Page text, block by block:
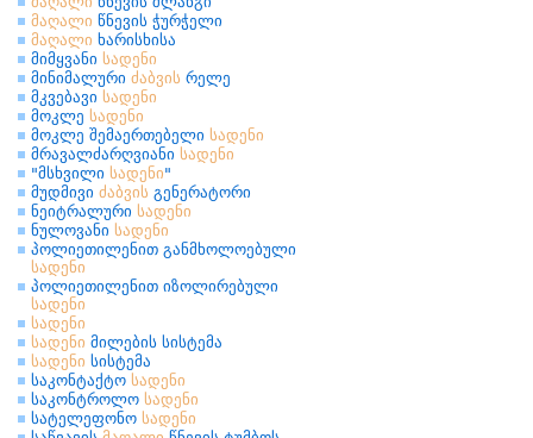
მაღალი წნევის ჭურჭელი
მაღალი ხარისხისა
მიმყვანი სადენი
მინიმალური ძაბვის რელე
მკვებავი სადენი
მოკლე სადენი
მოკლე შემაერთებელი სადენი
მრავალძარღვიანი სადენი
"მსხვილი სადენი"
მუდმივი ძაბვის გენერატორი
ნეიტრალური სადენი
ნულოვანი სადენი
პოლიეთილენით განმხოლოებული
სადენი
პოლიეთილენით იზოლირებული
სადენი
სადენი
სადენი მილების სისტემა
სადენი სისტემა
საკონტაქტო სადენი
საკონტროლო სადენი
სატელეფონო სადენი